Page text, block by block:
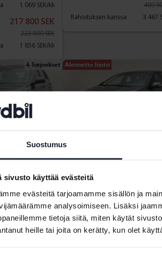
Suostumus
sivusto käyttää evästeitä
evästeitä tarjoamamme sisällön ja
analysoimiseen. Lisäksi
tietoja siitä, miten käytät
heille tai joita on kerätty, kun olet
1 069 SEK/kk
217 800 SEK
223 800 SEK
1 856 SEK/kk
409
Rahoituksen kanssa
3 467
4 Tarjoukset
Sähkö/bensiini
171 000 SEK
1 457 SEK/kk
Alennettu hinta
Testattu
T2
2017
93 680 km
Bensiini
Kungälv (Ellesbo)
Osta suoraan 155
159